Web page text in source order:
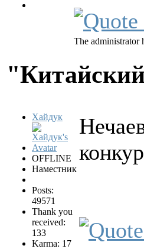
The administrator
Хайдук
OFFLINE
Наместник
Posts:
49571
Thank you
received:
133
Karma: 17